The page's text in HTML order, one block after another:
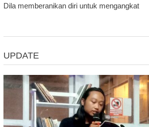
Dila memberanikan diri untuk mengangkat
UPDATE